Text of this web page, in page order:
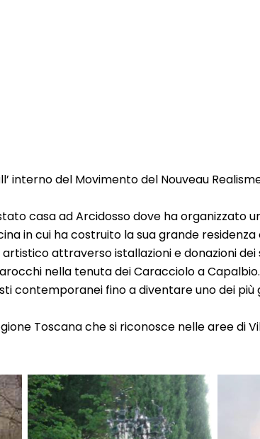
del Movimento del Nouveau
casa ad Arcidosso dove ha organizzato
in cui ha costruito la sua grande
attraverso istallazioni e donazioni dei
nella tenuta dei Caracciolo a Capalbio.
contemporanei fino a diventare uno dei
Toscana che si riconosce nelle aree di